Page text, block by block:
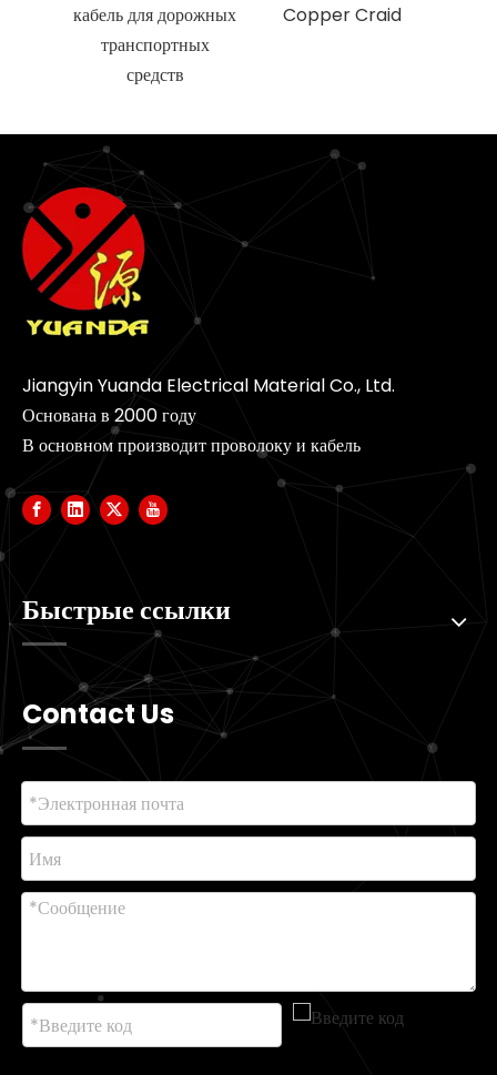
кабель для дорожных
транспортных
средств
Copper Craid
Jiangyin Yuanda Electrical Material Co., Ltd.
Основана в 2000 году
В основном производит проволоку и кабель
Быстрые ссылки
Contact Us